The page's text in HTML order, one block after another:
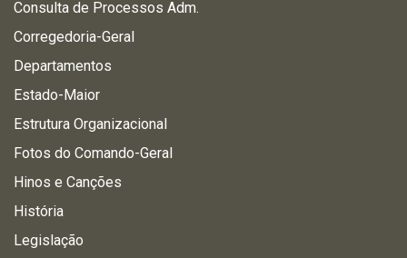
Consulta de Processos Adm.
Corregedoria-Geral
Departamentos
Estado-Maior
Estrutura Organizacional
Fotos do Comando-Geral
Hinos e Canções
História
Legislação